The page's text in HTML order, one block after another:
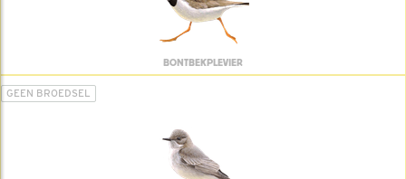
BONTBEKPLEVIER
GEEN BROEDSEL